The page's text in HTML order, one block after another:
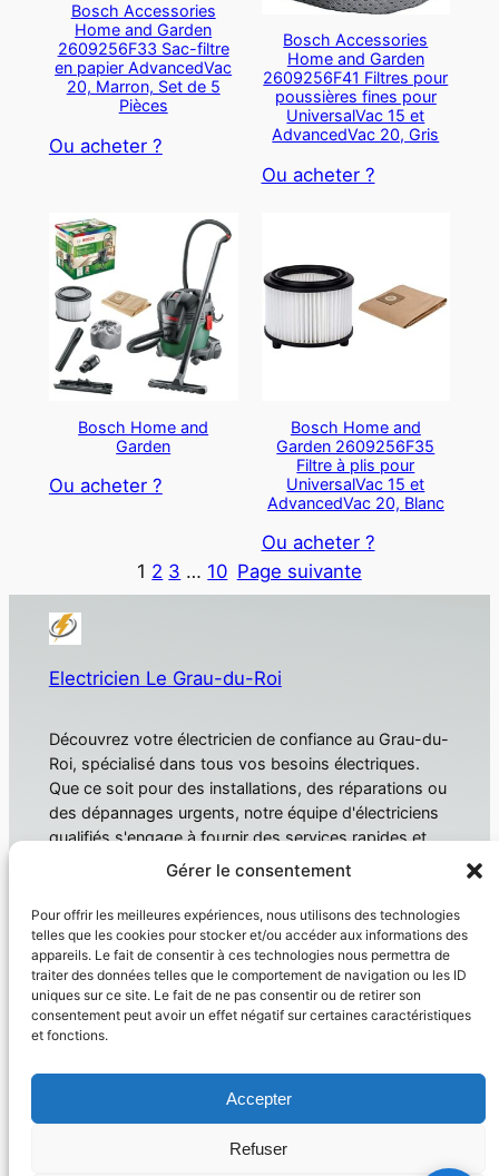
Gérer le consentement
Pour offrir les meilleures expériences, nous utilisons des technologies
telles que les cookies pour stocker et/ou accéder aux informations des
appareils. Le fait de consentir à ces technologies nous permettra de
traiter des données telles que le comportement de navigation ou les ID
uniques sur ce site. Le fait de ne pas consentir ou de retirer son
consentement peut avoir un effet négatif sur certaines caractéristiques
et fonctions.
Accepter
Refuser
Bosch Accessories
Home and Garden
2609256F33 Sac-filtre
en papier AdvancedVac
20, Marron, Set de 5
Pièces
Ou acheter ?
Bosch Accessories
Home and Garden
2609256F41 Filtres pour
poussières fines pour
UniversalVac 15 et
AdvancedVac 20, Gris
Ou acheter ?
Bosch Home and
Garden
Ou acheter ?
Bosch Home and
Garden 2609256F35
Filtre à plis pour
UniversalVac 15 et
AdvancedVac 20, Blanc
Ou acheter ?
1 2 3 … 10 Page suivante
Electricien Le Grau-du-Roi
Découvrez votre électricien de confiance au Grau-du-
Roi, spécialisé dans tous vos besoins électriques.
Que ce soit pour des installations, des réparations ou
des dépannages urgents, notre équipe d'électriciens
qualifiés s'engage à fournir des services rapides et
fiables. Électricien Le Grau-du-Roi
À propos
Domotique
Électricien
Produit
Confidentialité
Politique de confidentialité
Conditions générales
Nous contacter
Réseaux sociaux
– siret